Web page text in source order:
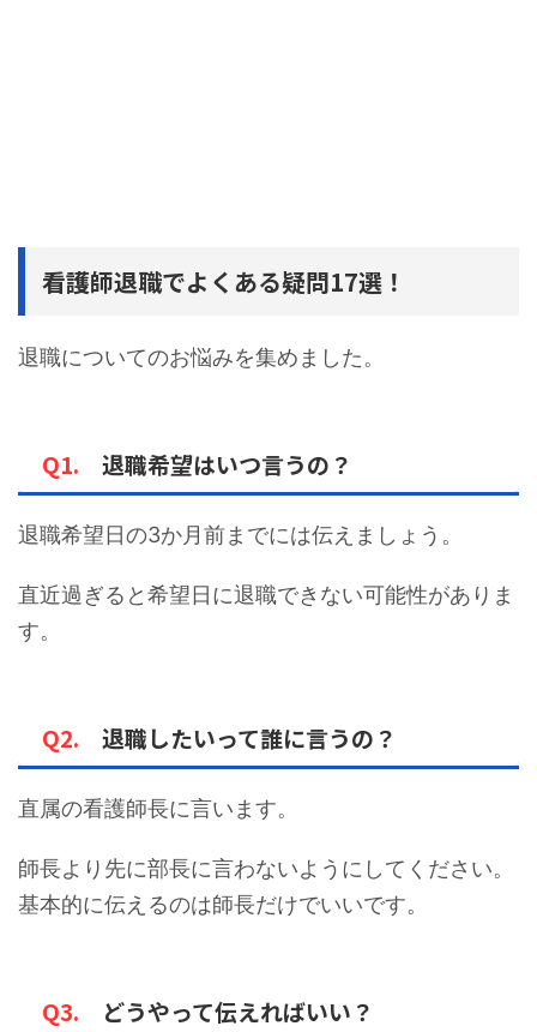
看護師退職でよくある疑問17選！
退職についてのお悩みを集めました。
Q1. 退職希望はいつ言うの？
退職希望日の3か月前までには伝えましょう。
直近過ぎると希望日に退職できない可能性がありま
す。
Q2. 退職したいって誰に言うの？
直属の看護師長に言います。
師長より先に部長に言わないようにしてください。
基本的に伝えるのは師長だけでいいです。
Q3. どうやって伝えればいい？